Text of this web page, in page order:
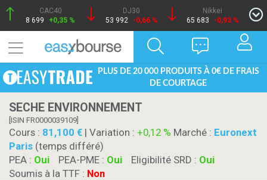
CAC40
8 699
+0,35 %
DJ30
53 992
-0,66 %
Nikkei
65 683
-0,93 %
PLUS DE 20 000 PRODUITS À 0€ DE FRAIS
DE COURTAGE
SECHE ENVIRONNEMENT
[ISIN FR0000039109]
Cours : 81,100 | Variation : +0,12 % Marché : Euronext
Paris (temps différé)
PEA : Oui PEA-PME : Oui Eligibilité SRD : Oui
Soumis à la TTF : Non